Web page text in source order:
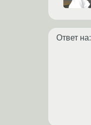
Ответ на: